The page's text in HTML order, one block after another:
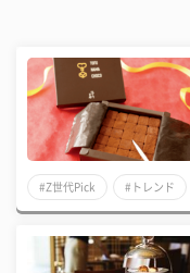
#Z世代Pick #トレンド